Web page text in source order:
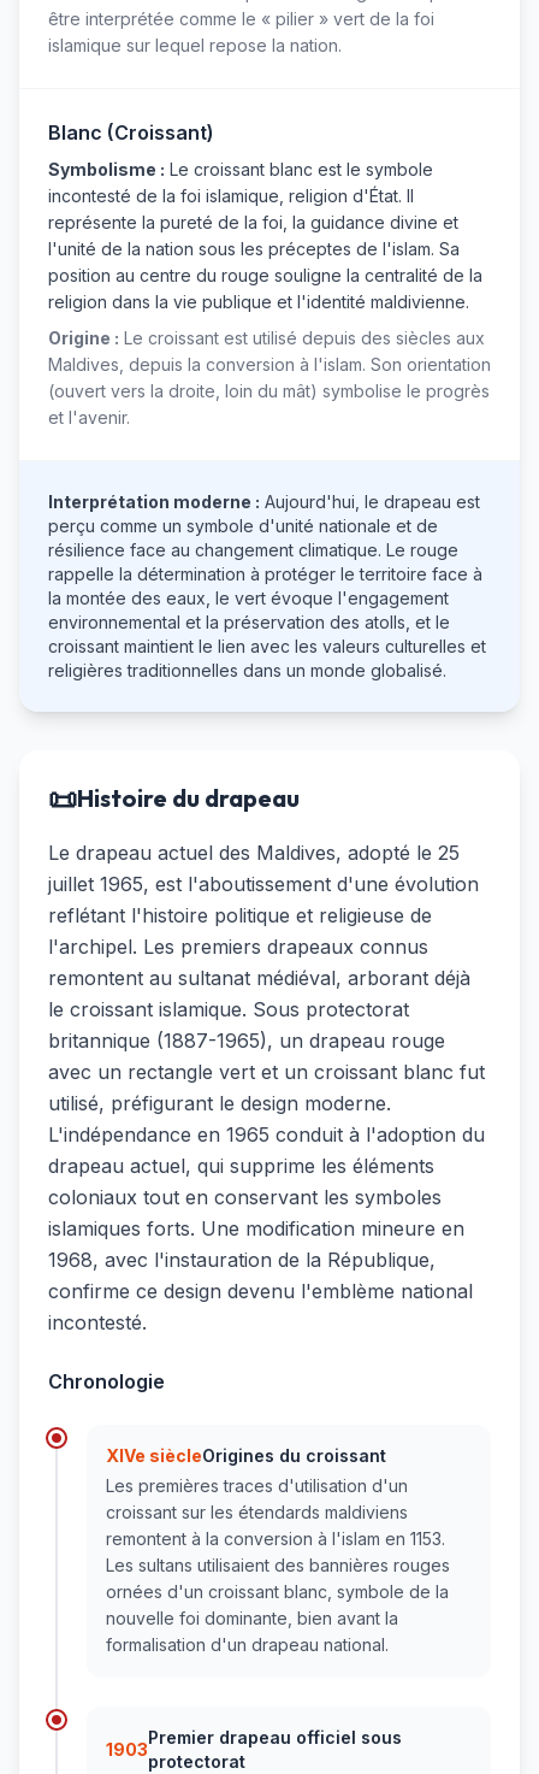
être interprétée comme le « pilier » vert de la foi
islamique sur lequel repose la nation.
Blanc (Croissant)
Symbolisme : Le croissant blanc est le symbole
incontesté de la foi islamique, religion d'État. Il
représente la pureté de la foi, la guidance divine et
l'unité de la nation sous les préceptes de l'islam. Sa
position au centre du rouge souligne la centralité de la
religion dans la vie publique et l'identité maldivienne.
Origine : Le croissant est utilisé depuis des siècles aux
Maldives, depuis la conversion à l'islam. Son orientation
(ouvert vers la droite, loin du mât) symbolise le progrès
et l'avenir.
Interprétation moderne : Aujourd'hui, le drapeau est
perçu comme un symbole d'unité nationale et de
résilience face au changement climatique. Le rouge
rappelle la détermination à protéger le territoire face à
la montée des eaux, le vert évoque l'engagement
environnemental et la préservation des atolls, et le
croissant maintient le lien avec les valeurs culturelles et
religières traditionnelles dans un monde globalisé.
📜Histoire du drapeau
Le drapeau actuel des Maldives, adopté le 25
juillet 1965, est l'aboutissement d'une évolution
reflétant l'histoire politique et religieuse de
l'archipel. Les premiers drapeaux connus
remontent au sultanat médiéval, arborant déjà
le croissant islamique. Sous protectorat
britannique (1887-1965), un drapeau rouge
avec un rectangle vert et un croissant blanc fut
utilisé, préfigurant le design moderne.
L'indépendance en 1965 conduit à l'adoption du
drapeau actuel, qui supprime les éléments
coloniaux tout en conservant les symboles
islamiques forts. Une modification mineure en
1968, avec l'instauration de la République,
confirme ce design devenu l'emblème national
incontesté.
Chronologie
XIVe siècleOrigines du croissant
Les premières traces d'utilisation d'un
croissant sur les étendards maldiviens
remontent à la conversion à l'islam en 1153.
Les sultans utilisaient des bannières rouges
ornées d'un croissant blanc, symbole de la
nouvelle foi dominante, bien avant la
formalisation d'un drapeau national.
1903
Premier drapeau officiel sous
protectorat